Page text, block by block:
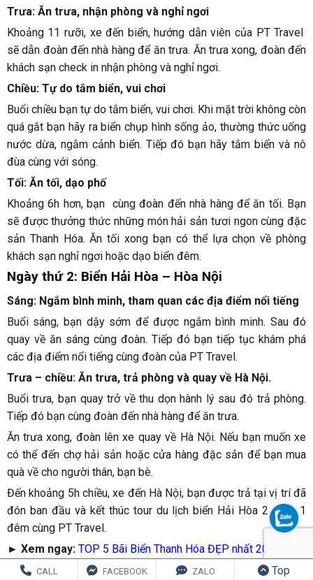
Trưa: Ăn trưa, nhận phòng và nghỉ ngơi
Khoảng 11 rưỡi, xe đến biển, hướng dẫn viên của PT Travel
sẽ dẫn đoàn đến nhà hàng để ăn trưa. Ăn trưa xong, đoàn đến
khách sạn check in nhận phòng và nghỉ ngơi.
Chiều: Tự do tắm biển, vui chơi
Buổi chiều bạn tự do tắm biển, vui chơi. Khi mặt trời không còn
quá gắt bạn hãy ra biển chụp hình sống ảo, thường thức uống
nước dừa, ngắm cảnh biển. Tiếp đó bạn hãy tắm biển và nô
đùa cùng với sóng.
Tối: Ăn tối, dạo phố
Khoảng 6h hơn, bạn cùng đoàn đến nhà hàng để ăn tối. Bạn
sẽ được thưởng thức những món hải sản tươi ngon cùng đặc
sản Thanh Hóa. Ăn tối xong bạn có thể lựa chọn về phòng
khách sạn nghỉ ngơi hoặc dạo biển đêm.
Ngày thứ 2: Biển Hải Hòa – Hòa Nội
Sáng: Ngắm bình minh, tham quan các địa điểm nổi tiếng
Buổi sáng, bạn dậy sớm để được ngắm bình minh. Sau đó
quay về ăn sáng cùng đoàn. Tiếp đó bạn tiếp tục khám phá
các địa điểm nổi tiếng cùng đoàn của PT Travel.
Trưa – chiều: Ăn trưa, trả phòng và quay về Hà Nội.
Buổi trưa, bạn quay trở về thu dọn hành lý sau đó trả phòng.
Tiếp đó bạn cùng đoàn đến nhà hàng để ăn trưa.
Ăn trưa xong, đoàn lên xe quay về Hà Nội. Nếu bạn muốn xe
có thể đến chợ hải sản hoặc cửa hàng đặc sản để bạn mua
quà về cho người thân, bạn bè.
Đến khoảng 5h chiều, xe đến Hà Nội, bạn được trả tại vị trí đã
đón ban đầu và kết thúc tour du lịch biển Hải Hòa 2 ngày 1
đêm cùng PT Travel.
► Xem ngay: TOP 5 Bãi Biển Thanh Hóa ĐẸP nhất 2023
CALL FACEBOOK ZALO Top